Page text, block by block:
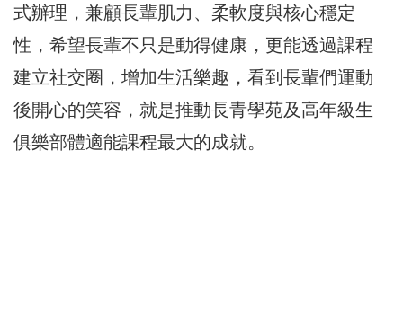
式辦理，兼顧長輩肌力、柔軟度與核心穩定
性，希望長輩不只是動得健康，更能透過課程
建立社交圈，增加生活樂趣，看到長輩們運動
後開心的笑容，就是推動長青學苑及高年級生
俱樂部體適能課程最大的成就。